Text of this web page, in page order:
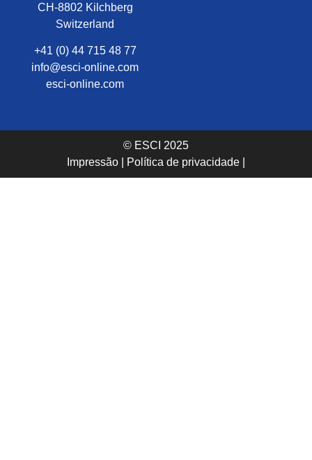
CH-8802 Kilchberg
Switzerland
+41 (0) 44 715 48 77
info@esci-online.com
esci-online.com
© ESCI 2025
Impressão
Política de privacidade